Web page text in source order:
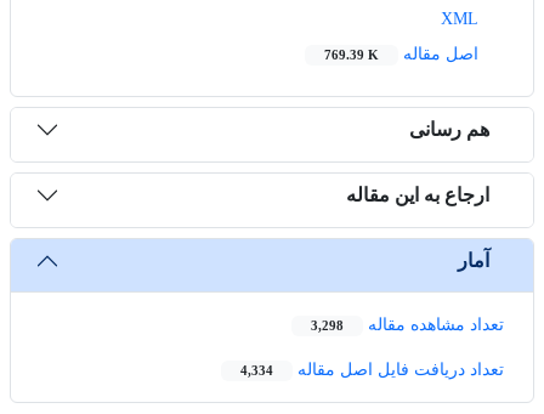
اصل مقاله
769.39 K
هم رسانی
ارجاع به این مقاله
آمار
تعداد مشاهده مقاله 3,298
تعداد دریافت فایل اصل مقاله 4,334